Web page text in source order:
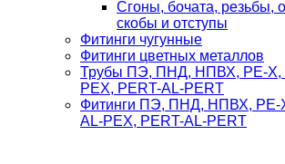
Сгоны, бочата, резьбы,
скобы и отступы
Фитинги чугунные
Фитинги цветных металлов
Трубы ПЭ, ПНД, НПВХ, PE-X,
PEX, PERT-AL-PERT
Фитинги ПЭ, ПНД, НПВХ, PE-
AL-PEX, PERT-AL-PERT